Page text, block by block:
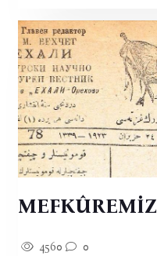
MEFKÛREMİZ
4560 0